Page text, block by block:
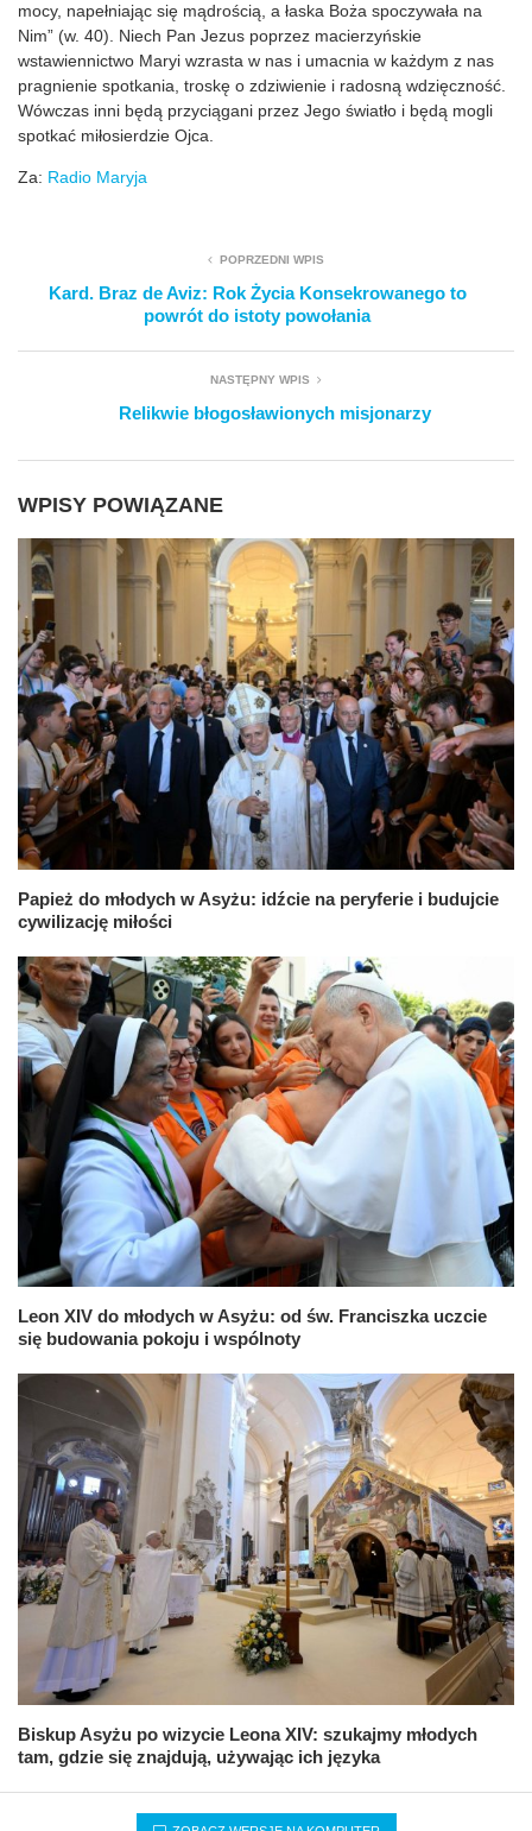
mocy, napełniając się mądrością, a łaska Boża spoczywała na
Nim” (w. 40). Niech Pan Jezus poprzez macierzyńskie
wstawiennictwo Maryi wzrasta w nas i umacnia w każdym z nas
pragnienie spotkania, troskę o zdziwienie i radosną wdzięczność.
Wówczas inni będą przyciągani przez Jego światło i będą mogli
spotkać miłosierdzie Ojca.
Za: Radio Maryja
POPRZEDNI WPIS
Kard. Braz de Aviz: Rok Życia Konsekrowanego to
powrót do istoty powołania
NASTĘPNY WPIS
Relikwie błogosławionych misjonarzy
WPISY POWIĄZANE
Papież do młodych w Asyżu: idźcie na peryferie i budujcie
cywilizację miłości
Leon XIV do młodych w Asyżu: od św. Franciszka uczcie
się budowania pokoju i wspólnoty
Biskup Asyżu po wizycie Leona XIV: szukajmy młodych
tam, gdzie się znajdują, używając ich języka